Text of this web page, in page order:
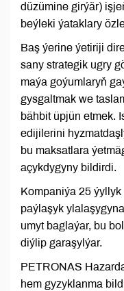
düzümine girýär)
beýleki ýataklary
Baş ýerine ýetiriji
sany strategik ugry
maýa goýumlaryň
gysgaltmak we
bähbit üpjün etmek.
edijilerini
bu maksatlara
açykdygyny bildirdi.
Kompaniýa 25
paýlaşyk
umyt baglaýar, bu
diýlip garaşylýar.
PETRONAS
hem gyzyklanma